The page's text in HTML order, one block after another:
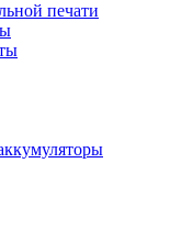
печати